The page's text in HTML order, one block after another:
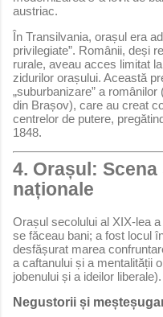
austriac.
În Transilvania, orașul era
privilegiate”. Românii, deși
rurale, aveau acces limitat
zidurilor orașului. Această
„suburbanizare” a
din Brașov), care au creat
centrelor de putere,
1848.
4. Orașul:
naționale
Orașul secolului al XIX-lea
se făceau bani; a fost locul
desfășurat marea
a caftanului și a mentalității
jobenului și a ideilor liberale).
Negustorii și